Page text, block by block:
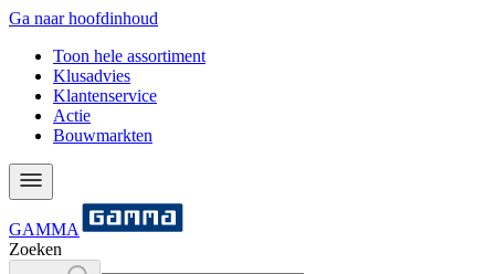
Ga naar hoofdinhoud
Toon hele assortiment
Klusadvies
Klantenservice
Actie
Bouwmarkten
GAMMA
Zoeken